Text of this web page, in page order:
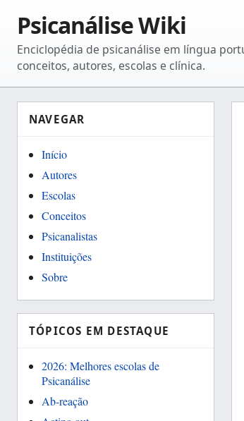
Psicanálise Wiki
Enciclopédia de psicanálise em língua
conceitos, autores, escolas e clínica.
NAVEGAR
Início
Autores
Escolas
Conceitos
Psicanalistas
Instituições
Sobre
TÓPICOS EM DESTAQUE
2026: Melhores escolas de
Psicanálise
Ab-reação